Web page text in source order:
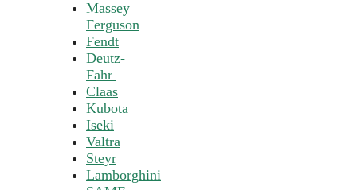
Massey
Ferguson
Fendt
Deutz-
Fahr
Claas
Kubota
Iseki
Valtra
Steyr
Lamborghini